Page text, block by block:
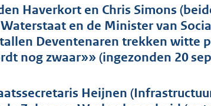
t
a
n
d
Haverkort en Chris Simons
en de Minister van
Deventenaren trekken witte
nog zwaar»» (ingezonden 20
Heijnen